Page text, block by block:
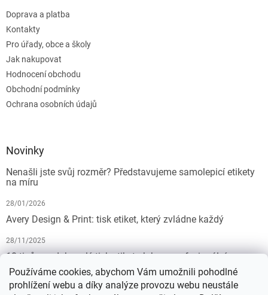
Používáme cookies, abychom Vám umožnili pohodlné
prohlížení webu a díky analýze provozu webu neustále
Doprava a platba
Kontakty
Pro úřady, obce a školy
Jak nakupovat
Hodnocení obchodu
Obchodní podmínky
Ochrana osobních údajů
Novinky
Nenašli jste svůj rozměr? Představujeme samolepicí etikety
na míru
28/01/2026
Avery Design & Print: tisk etiket, který zvládne každý
28/11/2025
10 tipů pro dokonalý tisk etiket: Jak na profesionální
výsledek bez starostí
19/07/2025